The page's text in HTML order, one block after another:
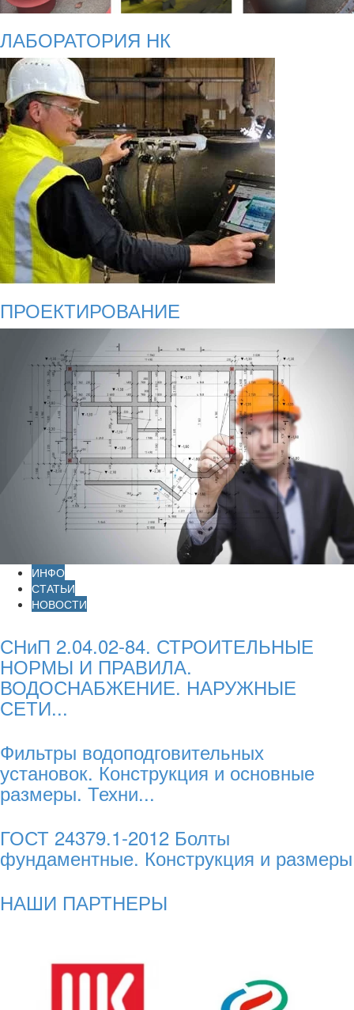
ЛАБОРАТОРИЯ НК
ПРОЕКТИРОВАНИЕ
ИНФО
СТАТЬИ
НОВОСТИ
СНиП 2.04.02-84. СТРОИТЕЛЬНЫЕ
НОРМЫ И ПРАВИЛА.
ВОДОСНАБЖЕНИЕ. НАРУЖНЫЕ
СЕТИ...
Фильтры водоподговительных
установок. Конструкция и основные
размеры. Техни...
ГОСТ 24379.1-2012 Болты
фундаментные. Конструкция и размеры
НАШИ ПАРТНЕРЫ